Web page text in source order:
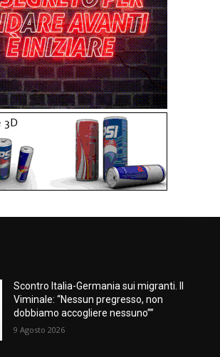
Scontro Italia-Germania sui migranti. Il
Viminale: “Nessun pregresso, non
dobbiamo accogliere nessuno””
9 Agosto 2026